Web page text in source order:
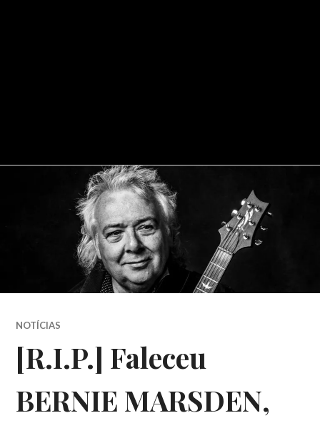
NOTÍCIAS
[R.I.P.] Faleceu
BERNIE MARSDEN,